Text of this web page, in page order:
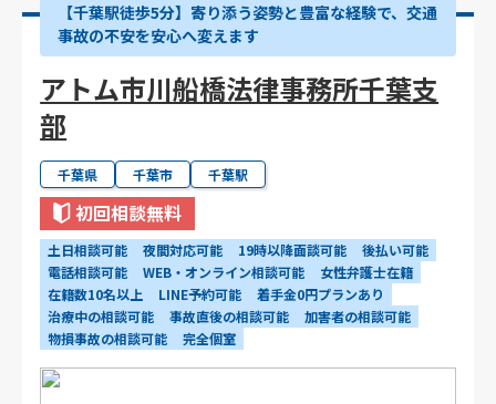
【千葉駅徒歩5分】寄り添う姿勢と豊富な経験で、交通
事故の不安を安心へ変えます
アトム市川船橋法律事務所千葉支
部
千葉県 千葉市 千葉駅
初回相談無料
土日相談可能 夜間対応可能 19時以降面談可能
後払い可能
電話相談可能
WEB・オンライン相談可能
女性弁護士在籍
在籍数10名以上
LINE予約可能
着手金0円プランあり
治療中の相談可能
事故直後の相談可能
加害者の相談可能
物損事故の相談可能
完全個室